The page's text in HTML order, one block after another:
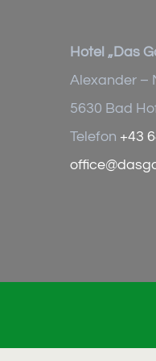
Hotel „Das
Alexander –
5630 Bad
Telefon +43